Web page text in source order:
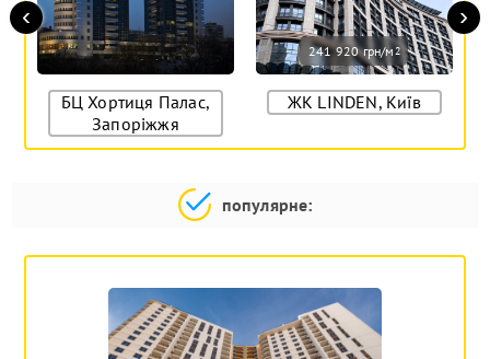
БЦ Хортиця Палас,
Запоріжжя
241 920 грн/м2
ЖК LINDEN, Київ
‹ ›
популярне: